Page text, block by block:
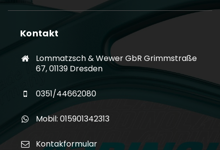
Kontakt
Lommatzsch & Wewer GbR Grimmstraße
67, 01139 Dresden
0351/44662080
Mobil: 015901342313
Kontakformular